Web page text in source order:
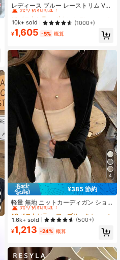
レディース ブルー レーストリム Vネ
ック カバーアップ かわいい 新学期
夏用ショール 軽量 アウター ホワイ
ト 春 バケーションコア
売り切れ間近！
#1 ベストセラー
売り切れ間近！
#1 ベストセラー
売り切れ間近！
#1 ベストセラー
10k+ sold (1000+)
¥1,605 -5% 概算
4
¥385 節約
軽量 無地 ニットカーディガン ショ
ールトップ、夏 ブラック、多用途デ
イリー
#2 ベストセラー
ファブリック レディース軽量カーディガン
売り切れ間近！
#2 ベストセラー
売り切れ間近！
#2 ベストセラー
売り切れ間近！
#2 ベストセラー
ファブリック レディース軽量カーディガン
1.6k+ sold (500+)
¥1,213 -24% 概算